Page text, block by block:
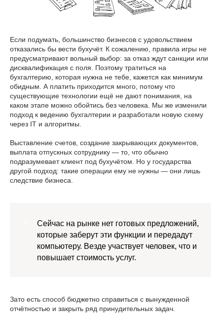
Если подумать, большинство бизнесов с удовольствием
отказались бы вести бухучёт. К сожалению, правила игры не
предусматривают вольный выбор: за отказ ждут санкции или
дисквалификация с поля. Поэтому тратиться на
бухгалтерию, которая нужна не тебе, кажется как минимум
обидным. А платить приходится много, потому что
существующие технологии ещё не дают понимания, на
каком этапе можно обойтись без человека. Мы же изменили
подход к ведению бухгалтерии и разработали новую схему
через IT и алгоритмы.
Выставление счетов, создание закрывающих документов,
выплата отпускных сотруднику — то, что обычно
подразумевает клиент под бухучётом. Но у государства
другой подход: такие операции ему не нужны — они лишь
следствие бизнеса.
Сейчас на рынке нет готовых предложений,
которые заберут эти функции и передадут
компьютеру. Везде участвует человек, что и
повышает стоимость услуг.
Зато есть способ бюджетно справиться с вынужденной
отчётностью и закрыть ряд принудительных задач.